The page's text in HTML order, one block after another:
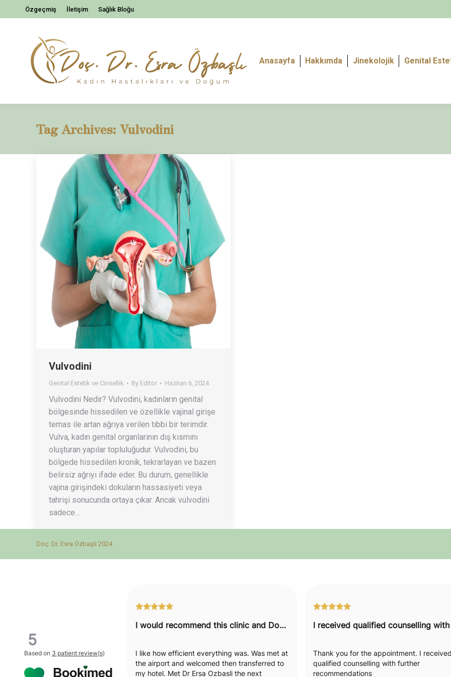
Özgeçmiş İletişim Sağlık Bloğu
Anasayfa Hakkımda Jinekolojik Genital
Tag Archives: Vulvodini
Vulvodini
Genital Estetik ve Cinsellik By Editor Haziran 6, 2024
Vulvodini Nedir? Vulvodini, kadınların genital
bölgesinde hissedilen ve özellikle vajinal girişe
temas ile artan ağrıya verilen tıbbi bir terimdir.
Vulva, kadın genital organlarının dış kısmını
oluşturan yapılar topluluğudur. Vulvodini, bu
bölgede hissedilen kronik, tekrarlayan ve bazen
belirsiz ağrıyı ifade eder. Bu durum, genellikle
vajina girişindeki dokuların hassasiyeti veya
tahrişi sonucunda ortaya çıkar. Ancak vulvodini
sadece…
Doç. Dr. Esra Özbaşlı 2024
5
Based on 3 patient review(s)
I would recommend this clinic and Doctor to everyone.
I like how efficient everything was. Was met at
the airport and welcomed then transferred to
my hotel. Met Dr Ersa Ozbasli the next
Thank you for the appointment. I received
qualified counselling with further
recommendations